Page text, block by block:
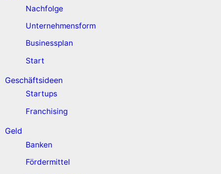
Nachfolge
Unternehmensform
Businessplan
Start
Geschäftsideen
Startups
Franchising
Geld
Banken
Fördermittel